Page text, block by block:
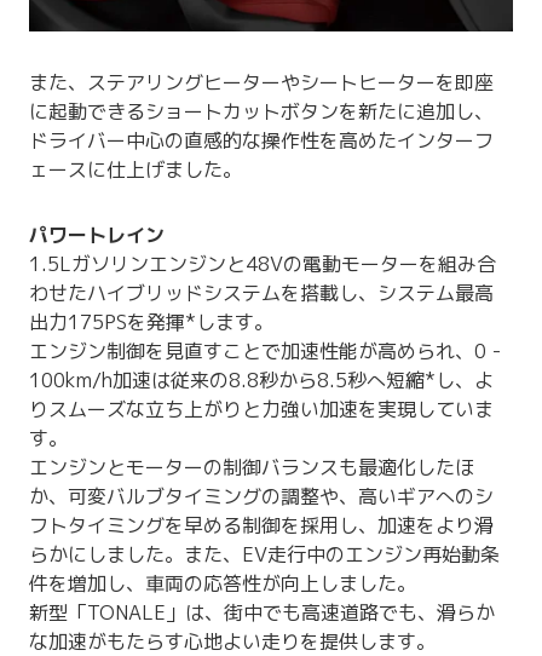
また、ステアリングヒーターやシートヒーターを即座
に起動できるショートカットボタンを新たに追加し、
ドライバー中心の直感的な操作性を高めたインターフ
ェースに仕上げました。
パワートレイン
1.5Lガソリンエンジンと48Vの電動モーターを組み合
わせたハイブリッドシステムを搭載し、システム最高
出力175PSを発揮*します。
エンジン制御を見直すことで加速性能が高められ、0 -
100km/h加速は従来の8.8秒から8.5秒へ短縮*し、よ
りスムーズな立ち上がりと力強い加速を実現していま
す。
エンジンとモーターの制御バランスも最適化したほ
か、可変バルブタイミングの調整や、高いギアへのシ
フトタイミングを早める制御を採用し、加速をより滑
らかにしました。また、EV走行中のエンジン再始動条
件を増加し、車両の応答性が向上しました。
新型「TONALE」は、街中でも高速道路でも、滑らか
な加速がもたらす心地よい走りを提供します。